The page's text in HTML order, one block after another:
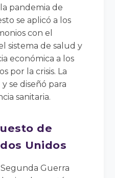
pandemia de
se aplicó a los
con el
sistema de salud y
económica a los
por la crisis. La
se diseñó para
sanitaria.
de
Unidos
Guerra